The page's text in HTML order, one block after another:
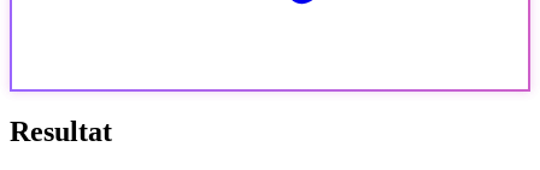
Resultat